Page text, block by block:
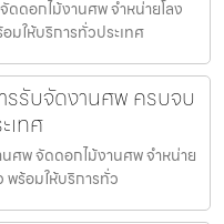
ดอกไม้งานศพ จำหน่ายโลง
มให้บริการทั่วประเทศ
รรับจัดงานศพ ครบจบ
เทศ
ศพ จัดดอกไม้งานศพ จำหน่าย
พร้อมให้บริการทั่ว